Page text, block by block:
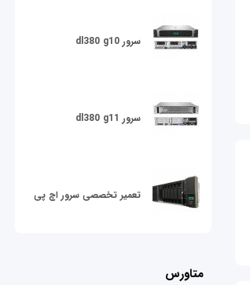
سرور dl380 g10
سرور dl380 g11
تعمیر تخصصی سرور اچ پی
متاورس